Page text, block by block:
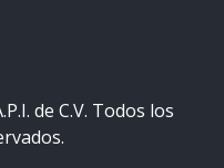
de C.V. Todos los